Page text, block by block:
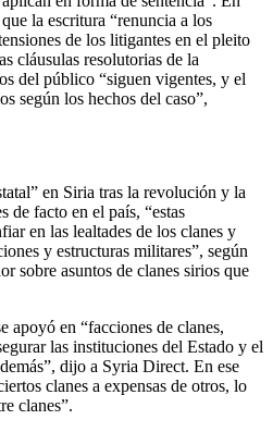
la escritura “renuncia a los
de los litigantes en el pleito
cláusulas resolutorias de la
del público “siguen vigentes, y el
según los hechos del caso”,
en Siria tras la revolución y la
de facto en el país, “estas
en las lealtades de los clanes y
y estructuras militares”, según
sobre asuntos de clanes sirios que
apoyó en “facciones de clanes,
las instituciones del Estado y el
dijo a Syria Direct. En ese
clanes a expensas de otros, lo
clanes”.